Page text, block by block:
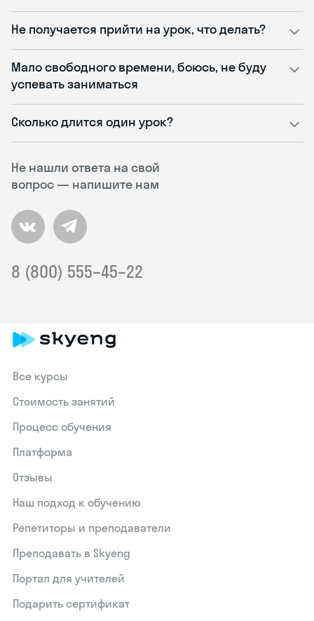
Не нашли ответа на свой
вопрос — напишите нам
8 (800) 555–45–22
Не получается прийти на урок, что делать?
Мало свободного времени, боюсь, не буду
успевать заниматься
Сколько длится один урок?
Все курсы
Стоимость занятий
Процесс обучения
Платформа
Отзывы
Наш подход к обучению
Репетиторы и преподаватели
Преподавать в Skyeng
Портал для учителей
Подарить сертификат